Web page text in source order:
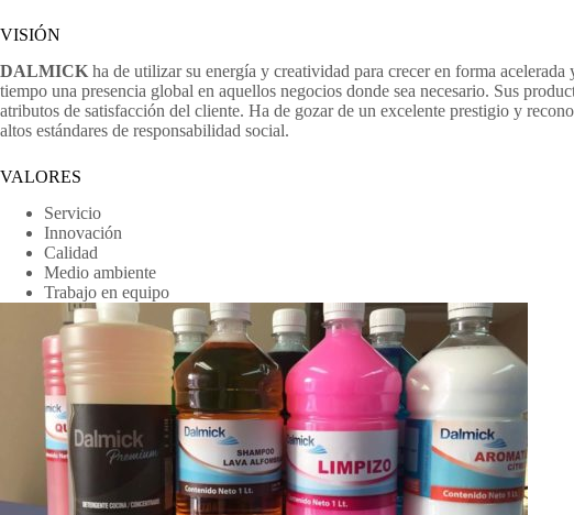
VISIÓN
DALMICK ha de utilizar su energía y creatividad para crecer en forma
tiempo una presencia global en aquellos negocios donde sea necesario. Sus
atributos de satisfacción del cliente. Ha de gozar de un excelente prestigio y
altos estándares de responsabilidad social.
VALORES
Servicio
Innovación
Calidad
Medio ambiente
Trabajo en equipo